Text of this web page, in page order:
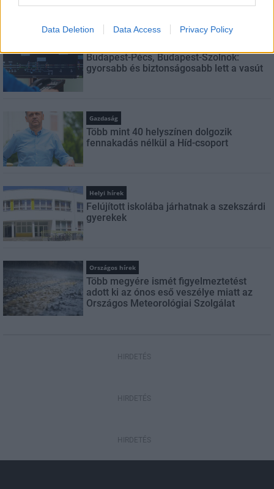
Data Deletion Data Access Privacy Policy
Budapest-Pécs, Budapest-Szolnok:
gyorsabb és biztonságosabb lett a vasút
Gazdaság
Több mint 40 helyszínen dolgozik
fennakadás nélkül a Híd-csoport
Helyi hírek
Felújított iskolába járhatnak a szekszárdi
gyerekek
Országos hírek
Több megyére ismét figyelmeztetést
adott ki az ónos eső veszélye miatt az
Országos Meteorológiai Szolgálat
HIRDETÉS
HIRDETÉS
HIRDETÉS